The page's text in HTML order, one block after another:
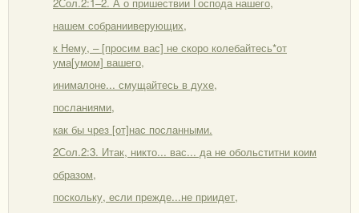
нашем собранииверующих,
к Нему, – [просим вас] не скоро колебайтесь*от
ума[умом] вашего,
инималоне... смущайтесь в духе,
посланиями,
как бы чрез [от]нас посланными.
2Сол.2:3. Итак, никто... вас... да не обольститни коим
образом,
поскольку, если прежде...не приидет,